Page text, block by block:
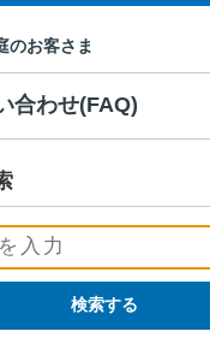
合わせ(FAQ)